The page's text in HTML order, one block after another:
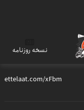
نسخه روزنامه